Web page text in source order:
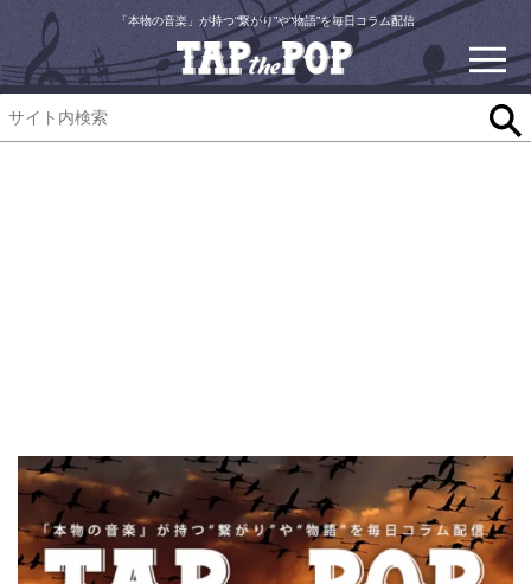
「本物の音楽」が持つ“繋がり”や“物語”を毎日コラム配信